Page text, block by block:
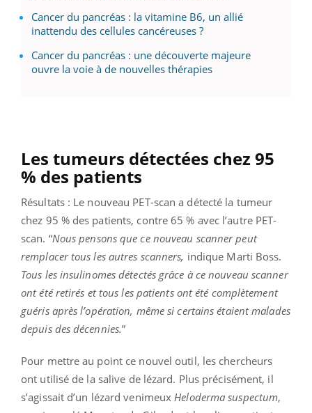
Cancer du pancréas : la vitamine B6, un allié
inattendu des cellules cancéreuses ?
Cancer du pancréas : une découverte majeure
ouvre la voie à de nouvelles thérapies
Les tumeurs détectées chez 95
% des patients
Résultats : Le nouveau PET-scan a détecté la tumeur
chez 95 % des patients, contre 65 % avec l’autre PET-
scan. “Nous pensons que ce nouveau scanner peut
remplacer tous les autres scanners, indique Marti Boss.
Tous les insulinomes détectés grâce à ce nouveau scanner
ont été retirés et tous les patients ont été complètement
guéris après l’opération, même si certains étaient malades
depuis des décennies.”
Pour mettre au point ce nouvel outil, les chercheurs
ont utilisé de la salive de lézard. Plus précisément, il
s’agissait d’un lézard venimeux Heloderma suspectum,